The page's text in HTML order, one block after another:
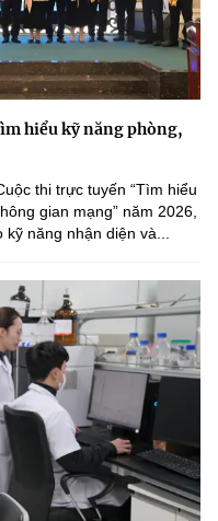
hiểu kỹ năng phòng,
thi trực tuyến “Tìm hiểu
gian mạng” năm 2026,
năng nhận diện và...